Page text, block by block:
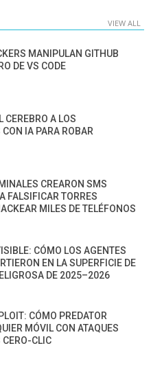
VIEW ALL
MANIPULAN GITHUB
DE VS CODE
CEREBRO A LOS
CON IA PARA ROBAR
CREARON SMS
FALSIFICAR TORRES
MILES DE TELÉFONOS
CÓMO LOS AGENTES
EN LA SUPERFICIE DE
DE 2025–2026
CÓMO PREDATOR
MÓVIL CON ATAQUES
CERO-CLIC